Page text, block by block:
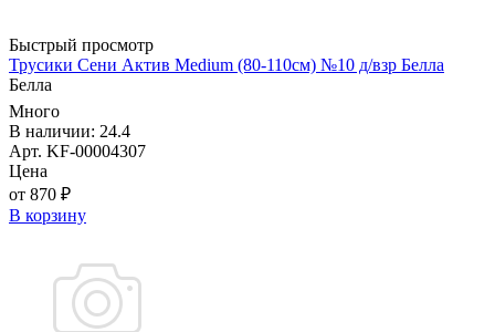
Быстрый просмотр
Трусики Сени Актив Medium (80-110см) №10 д/взр Белла
Белла
Много
В наличии: 24.4
Арт. KF-00004307
Цена
от 870 ₽
В корзину